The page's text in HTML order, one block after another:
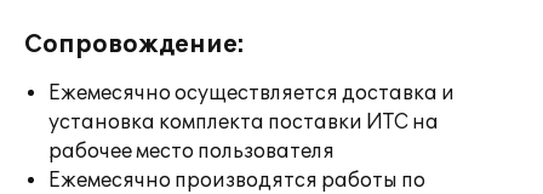
Сопровождение:
Ежемесячно осуществляется доставка и
установка комплекта поставки ИТС на
рабочее место пользователя
Ежемесячно производятся работы по